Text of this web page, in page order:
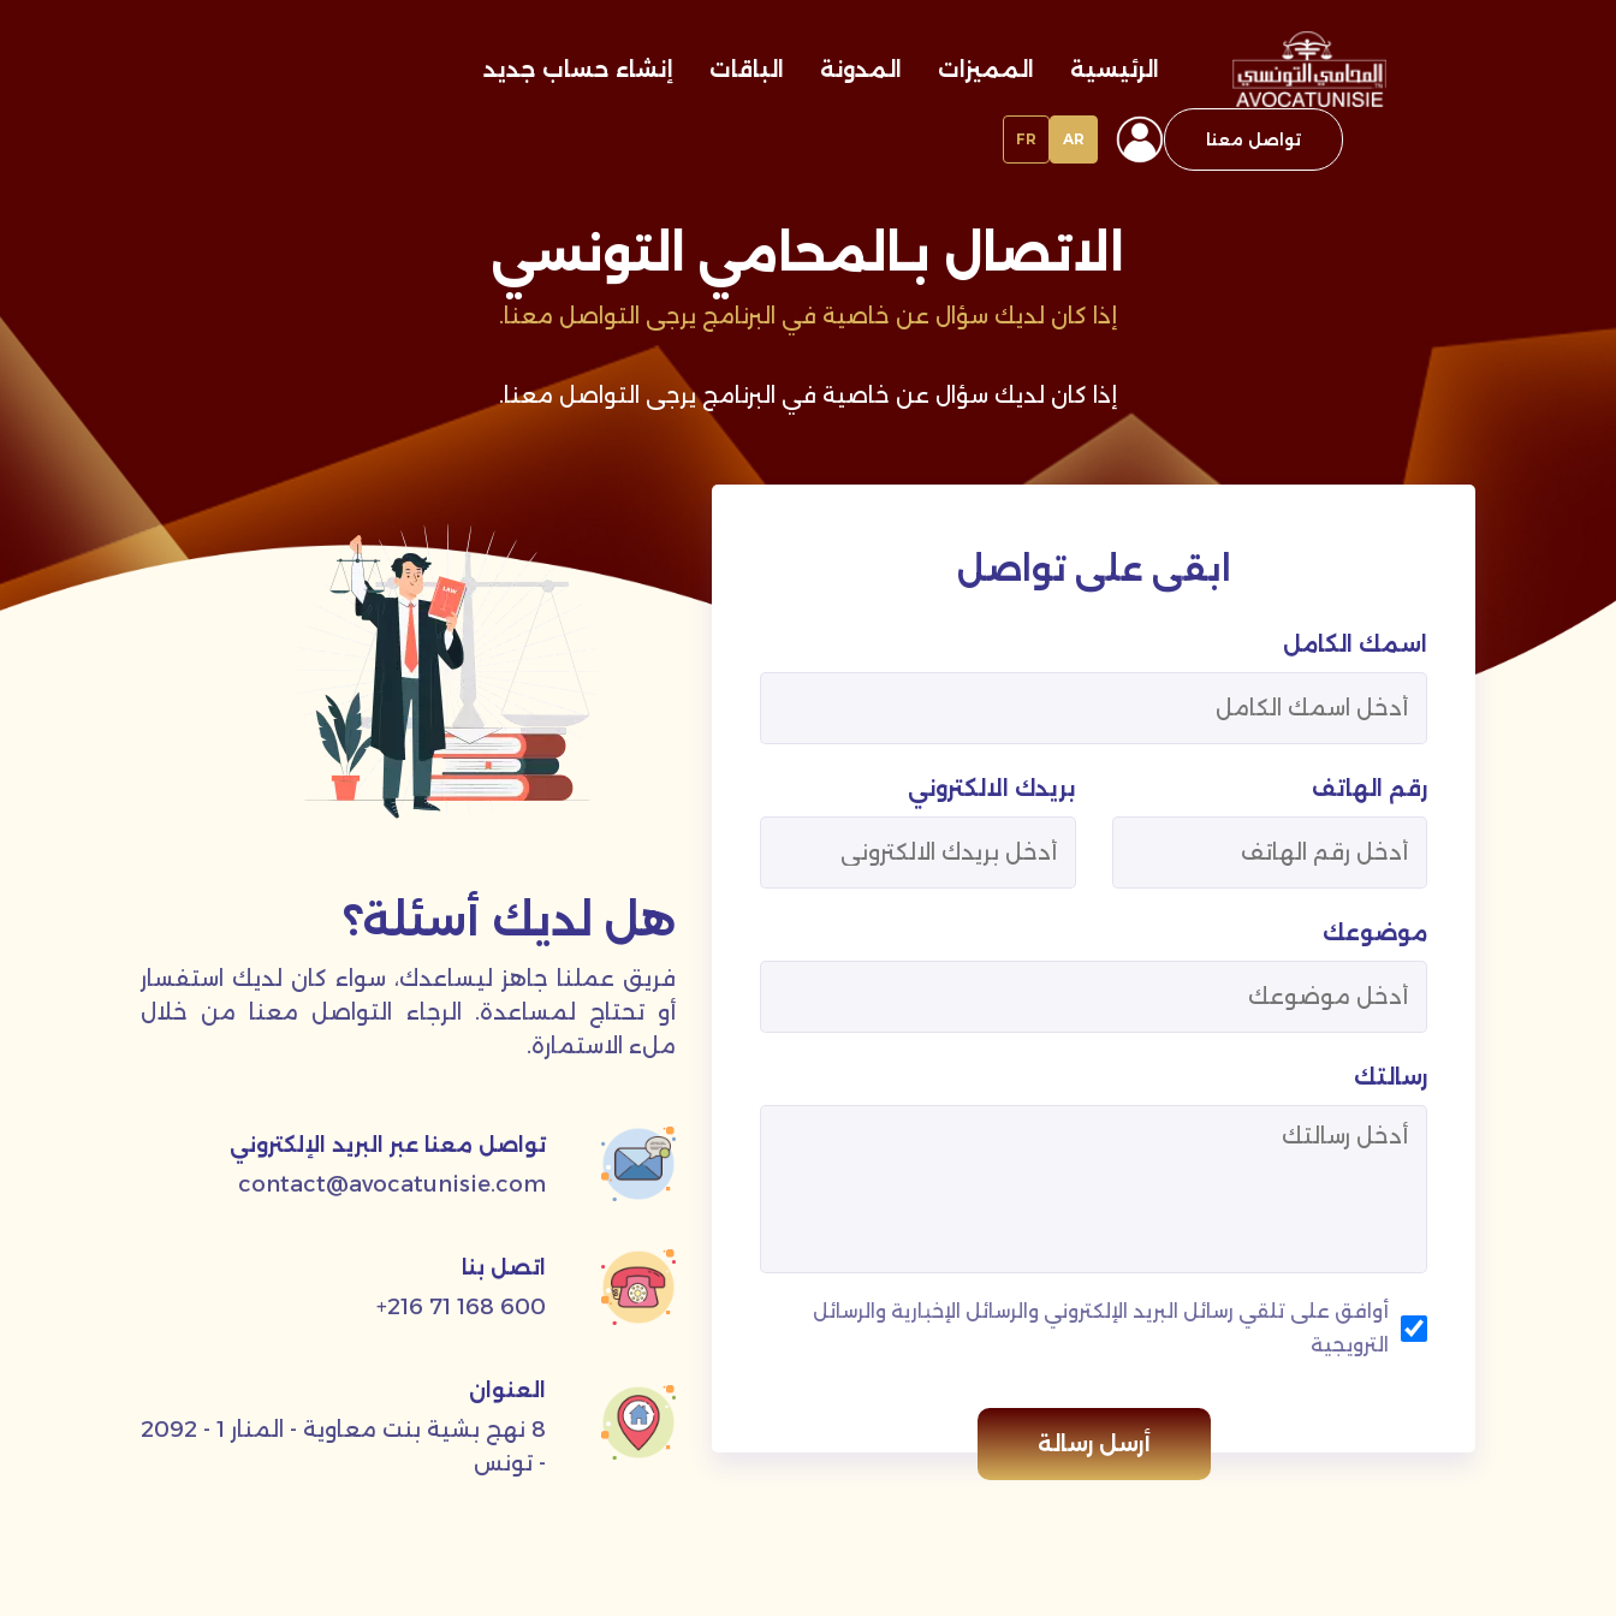
الرئيسية المميزات المدونة الباقات إنشاء حساب جديد
تواصل معنا AR
FR
الاتصال بـالمحامي التونسي
إذا كان لديك سؤال عن خاصية في البرنامج يرجى التواصل معنا.
إذا كان لديك سؤال عن خاصية في البرنامج يرجى التواصل معنا.
ابقى على تواصل
اسمك الكامل
رقم الهاتف بريدك الالكتروني
موضوعك
رسالتك
أوافق على تلقي رسائل البريد الإلكتروني والرسائل الإخبارية والرسائل
الترويجية
أرسل رسالة
هل لديك أسئلة؟
فريق عملنا جاهز ليساعدك، سواء كان لديك استفسار
أو تحتاج لمساعدة. الرجاء التواصل معنا من خلال
ملء الاستمارة.
تواصل معنا عبر البريد الإلكتروني
contact@avocatunisie.com
اتصل بنا
+216 71 168 600
العنوان
8 نهج بشية بنت معاوية - المنار 1 - 2092
- تونس